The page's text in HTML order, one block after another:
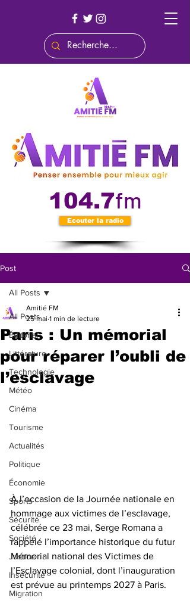
104.7fm
Ecouter la radio
Post
All Posts
Éditorial
Littérature
Technologie
Météo
Cinéma
Tourisme
Actualités
Politique
Économie
Sports
Sécurité
Société
Justice
Insécurité
Migration
All Posts
Paris : Un mémorial
pour réparer l’oubli de
l’esclavage
Amitié FM
25 mai 1 min de lecture
À l’occasion de la Journée nationale en
hommage aux victimes de l’esclavage,
célébrée ce 23 mai, Serge Romana a
rappelé l’importance historique du futur
Mémorial national des Victimes de
l’Esclavage colonial, dont l’inauguration
est prévue au printemps 2027 à Paris.